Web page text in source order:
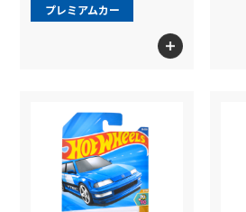
ホットウィール スケート
色
プレミアムカー